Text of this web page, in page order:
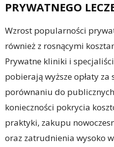
PRYWATNEGO
Wzrost popularności
również z rosnącymi
Prywatne kliniki i
pobierają wyższe opłaty za
porównaniu do
konieczności pokrycia
praktyki, zakupu
oraz zatrudnienia wysoko